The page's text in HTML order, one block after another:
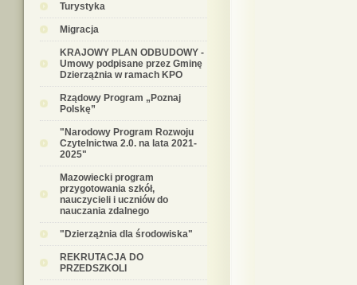
Turystyka
Migracja
KRAJOWY PLAN ODBUDOWY -
Umowy podpisane przez Gminę
Dzierzążnia w ramach KPO
Rządowy Program „Poznaj
Polskę”
"Narodowy Program Rozwoju
Czytelnictwa 2.0. na lata 2021-
2025"
Mazowiecki program
przygotowania szkół,
nauczycieli i uczniów do
nauczania zdalnego
"Dzierzążnia dla środowiska"
REKRUTACJA DO
PRZEDSZKOLI